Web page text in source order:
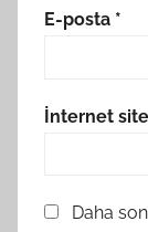
E-posta *
İnternet
Daha